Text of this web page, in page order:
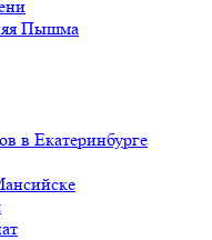
Пышма
в Екатеринбурге